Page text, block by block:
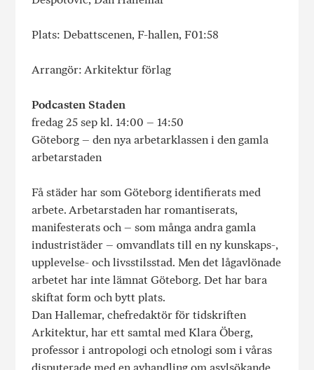
Plats: Debattscenen, F-hallen, F01:58
Arrangör: Arkitektur förlag
Podcasten Staden
fredag 25 sep kl. 14:00 – 14:50
Göteborg – den nya arbetarklassen i den gamla
arbetarstaden
Få städer har som Göteborg identifierats med
arbete. Arbetarstaden har romantiserats,
manifesterats och – som många andra gamla
industristäder – omvandlats till en ny kunskaps-,
upplevelse- och livsstilsstad. Men det lågavlönade
arbetet har inte lämnat Göteborg. Det har bara
skiftat form och bytt plats.
Dan Hallemar, chefredaktör för tidskriften
Arkitektur, har ett samtal med Klara Öberg,
professor i antropologi och etnologi som i våras